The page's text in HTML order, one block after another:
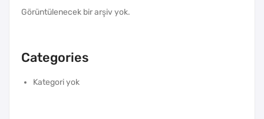
Görüntülenecek bir arşiv yok.
Categories
Kategori yok